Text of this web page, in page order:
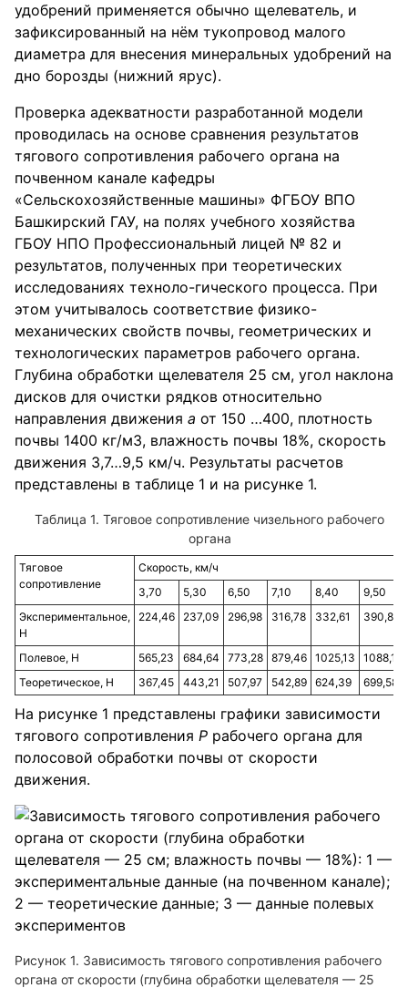
удобрений применяется обычно щелеватель, и
зафиксированный на нём тукопровод малого
диаметра для внесения минеральных удобрений на
дно борозды (нижний ярус).
Проверка адекватности разработанной модели
проводилась на основе сравнения результатов
тягового сопротивления рабочего органа на
почвенном канале кафедры
«Сельскохозяйственные машины» ФГБОУ ВПО
Башкирский ГАУ, на полях учебного хозяйства
ГБОУ НПО Профессиональный лицей № 82 и
результатов, полученных при теоретических
исследованиях техноло-гического процесса. При
этом учитывалось соответствие физико-
механических свойств почвы, геометрических и
технологических параметров рабочего органа.
Глубина обработки щелевателя 25 см, угол наклона
дисков для очистки рядков относительно
направления движения a от 150 …400, плотность
почвы 1400 кг/м3, влажность почвы 18%, скорость
движения 3,7…9,5 км/ч. Результаты расчетов
представлены в таблице 1 и на рисунке 1.
Таблица 1. Тяговое сопротивление чизельного рабочего
органа
Тяговое
сопротивление
Скорость, км/ч
3,70
5,30 6,50 7,10 8,40
9,50
Экспериментальное,
Н
224,46 237,09 296,98 316,78 332,61 390,87
Полевое, Н 565,23 684,64 773,28 879,46 1025,13
1088,1
Теоретическое, Н
367,45 443,21 507,97 542,89 624,39 699,58
На рисунке 1 представлены графики зависимости
тягового сопротивления Р рабочего органа для
полосовой обработки почвы от скорости
движения.
Рисунок 1. Зависимость тягового сопротивления рабочего
органа от скорости (глубина обработки щелевателя — 25